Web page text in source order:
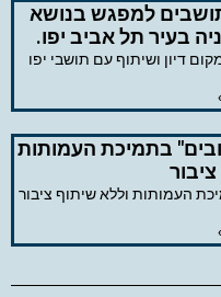
למפגש בנושא
בעיר תל אביב יפו.
דיון ושיתוף עם תושבי יפו
סגירת 13 "מדרחובים" בתמיכת העמותות